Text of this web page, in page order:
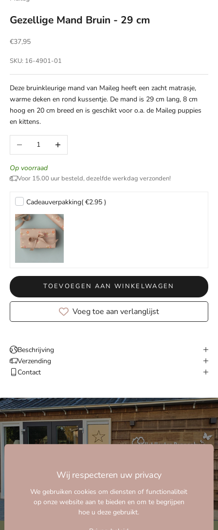
Gezellige Mand Bruin - 29 cm
Aanbiedingsprijs
€37,95
SKU: 16-4901-01
Deze bruinkleurige mand van Maileg heeft een zacht matrasje,
warme deken en rond kussentje. De mand is 29 cm lang, 8 cm
hoog en 20 cm breed en is geschikt voor o.a. de Maileg puppies
en kittens.
Aantal verlagenAantal verhogen
Op voorraad
Voor 15.00 uur besteld, dezelfde werkdag verzonden!
Cadeauverpakking( €2.95 )
TOEVOEGEN AAN WINKELWAGEN
Voeg toe aan verlanglijst
Beschrijving
Verzending
Contact